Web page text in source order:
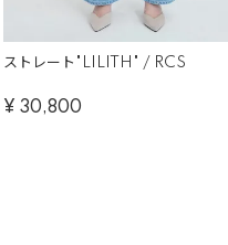
ストレート"LILITH" / RCS
¥ 30,800